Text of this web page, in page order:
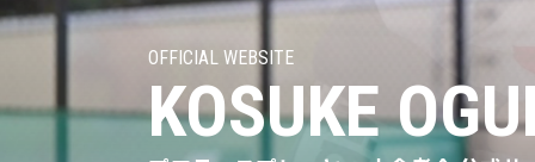
OFFICIAL WEBSITE
KOSUKE